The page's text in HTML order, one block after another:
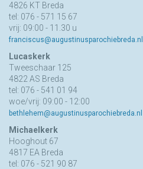
4826 KT Breda
tel: 076 - 571 15 67
vrij: 09:00 - 11.30 u
franciscus@augustinusparochiebreda.nl
Lucaskerk
Tweeschaar 125
4822 AS Breda
tel: 076 - 541 01 94
woe/vrij: 09:00 - 12:00
bethlehem@augustinusparochiebreda.nl
Michaelkerk
Hooghout 67
4817 EA Breda
tel: 076 - 521 90 87